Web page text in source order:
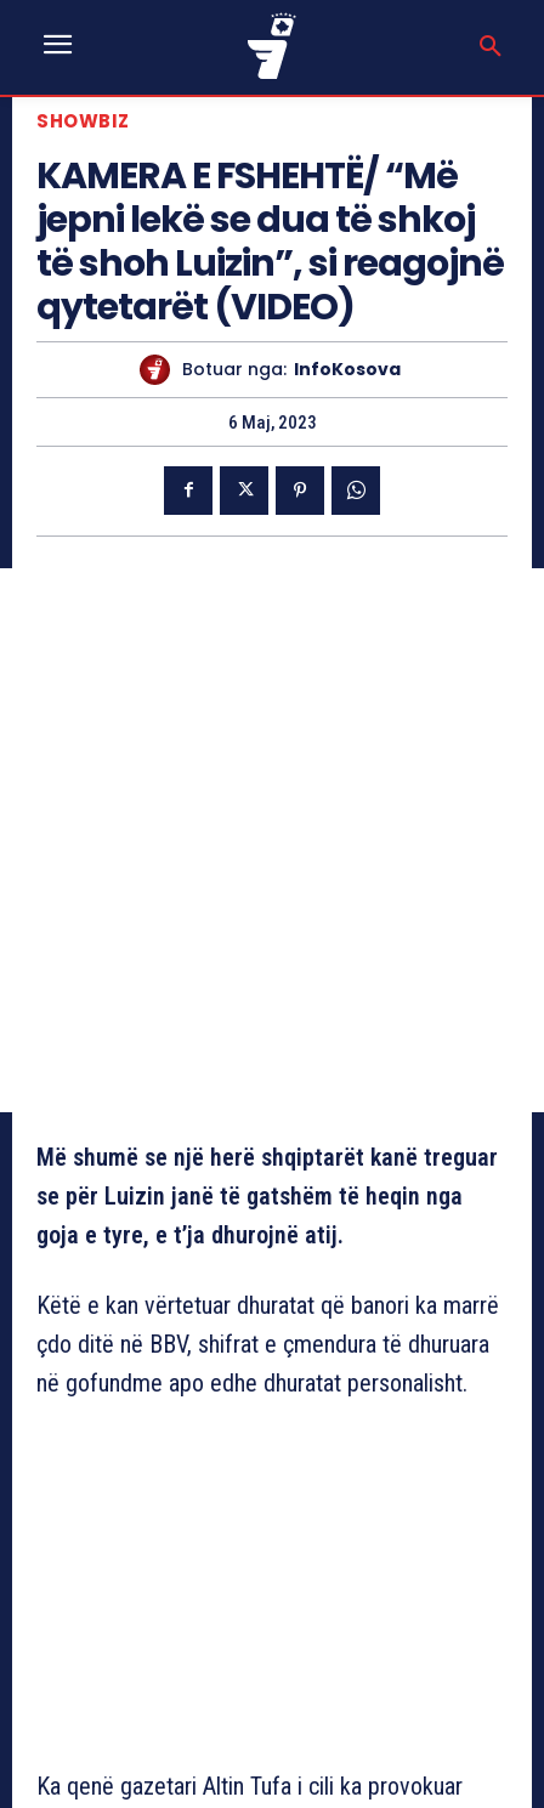
SHOWBIZ
KAMERA E FSHEHTË/ “Më
jepni lekë se dua të shkoj
të shoh Luizin”, si reagojnë
qytetarët (VIDEO)
Botuar nga: InfoKosova
6 Maj, 2023
Më shumë se një herë shqiptarët kanë treguar
se për Luizin janë të gatshëm të heqin nga
goja e tyre, e t’ja dhurojnë atij.
Këtë e kan vërtetuar dhuratat që banori ka marrë
çdo ditë në BBV, shifrat e çmendura të dhuruara
në gofundme apo edhe dhuratat personalisht.
Ka qenë gazetari Altin Tufa i cili ka provokuar